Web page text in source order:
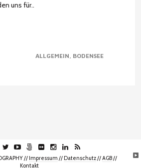
uns für..
ALLGEMEIN BODENSEE
gplustwitteryoutubefivehundredpx
flickr instagram
linkedin
// Impressum // Datenschutz//AGB//
Kontakt